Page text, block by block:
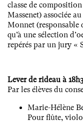
classe de
Massenet) associée
Monnet
qu’à une sélection
repérés par un jury «
Lever de rideau à
Par les élèves du
Marie-Hélène
Pour flûte,